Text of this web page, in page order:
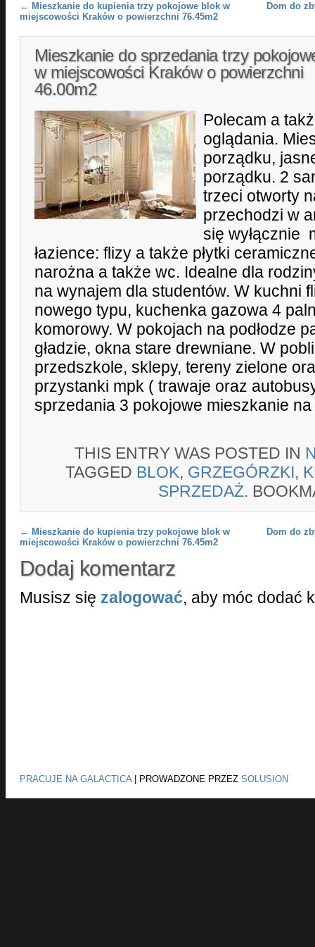
Post navigation
← Mieszkanie do kupienia trzy pokojowe blok w
miejscowości Kraków o powierzchni 76.45m2
Dom do
Mieszkanie do sprzedania trzy
w miejscowości Kraków o powierzchni
46.00m2
Polecam a
oglądania.
porządku,
porządku. 2
trzeci otworty
przechodzi w
się wyłącznie
łazience: flizy a także płytki
narożna a także wc. Idealne dla
na wynajem dla studentów. W kuchni
nowego typu, kuchenka gazowa 4
komorowy. W pokojach na podłodze
gładzie, okna stare drewniane. W
przedszkole, sklepy, tereny zielone
przystanki mpk ( trawaje oraz
sprzedania 3 pokojowe mieszkanie
THIS ENTRY WAS POSTED IN
TAGGED BLOK, GRZEGÓRZKI,
SPRZEDAŻ.
Post navigation
← Mieszkanie do kupienia trzy pokojowe blok w
miejscowości Kraków o powierzchni 76.45m2
Dom do
Dodaj komentarz
Musisz się zalogować, aby móc dodać
PRACUJE NA GALACTICA| PROWADZONE PRZEZ SOLUSION